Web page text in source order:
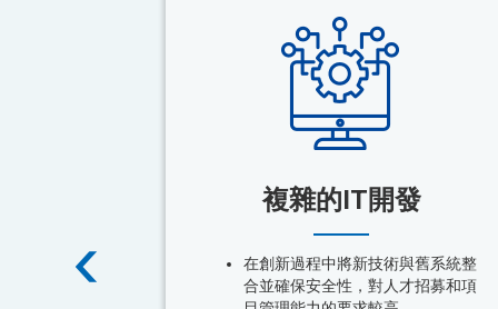
複雜的IT開發
在創新過程中將新技術與舊系統整
合並確保安全性，對人才招募和項